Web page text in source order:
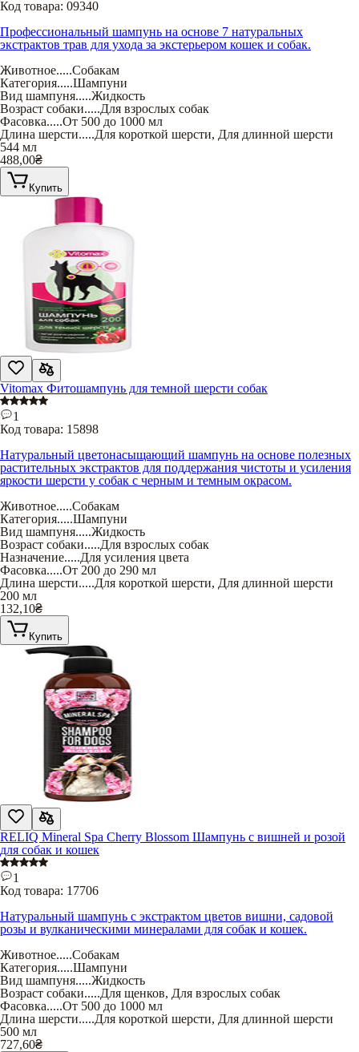
Код товара: 09340
Профессиональный шампунь на основе 7 натуральных
экстрактов трав для ухода за экстерьером кошек и собак.
Животное.....Собакам
Категория.....Шампуни
Вид шампуня.....Жидкость
Возраст собаки.....Для взрослых собак
Фасовка.....От 500 до 1000 мл
Длина шерсти.....Для короткой шерсти, Для длинной шерсти
544 мл
488,00₴
Купить
Vitomax Фитошампунь для темной шерсти собак
1
Код товара: 15898
Натуральный цветонасыщающий шампунь на основе полезных
растительных экстрактов для поддержания чистоты и усиления
яркости шерсти у собак с черным и темным окрасом.
Животное.....Собакам
Категория.....Шампуни
Вид шампуня.....Жидкость
Возраст собаки.....Для взрослых собак
Назначение.....Для усиления цвета
Фасовка.....От 200 до 290 мл
Длина шерсти.....Для короткой шерсти, Для длинной шерсти
200 мл
132,10₴
Купить
RELIQ Mineral Spa Cherry Blossom Шампунь с вишней и розой
для собак и кошек
1
Код товара: 17706
Натуральный шампунь с экстрактом цветов вишни, садовой
розы и вулканическими минералами для собак и кошек.
Животное.....Собакам
Категория.....Шампуни
Вид шампуня.....Жидкость
Возраст собаки.....Для щенков, Для взрослых собак
Фасовка.....От 500 до 1000 мл
Длина шерсти.....Для короткой шерсти, Для длинной шерсти
500 мл
727,60₴